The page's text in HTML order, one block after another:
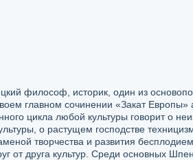
философ, историк, один из
главном сочинении «Закат Европы»
цикла любой культуры говорит о
о растущем господстве
творчества и развития
от друга культур. Среди основных